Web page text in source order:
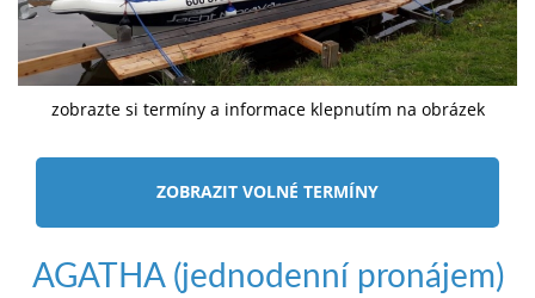
zobrazte si termíny a informace klepnutím na obrázek
ZOBRAZIT VOLNÉ TERMÍNY
AGATHA (jednodenní pronájem)